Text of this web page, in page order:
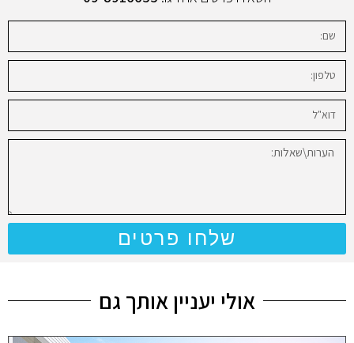
שלחו פרטים
אולי יעניין אותך גם